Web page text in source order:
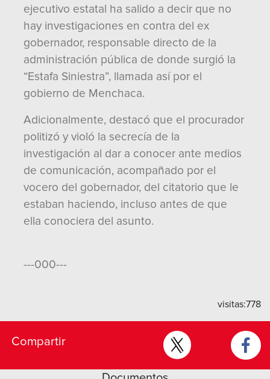
ejecutivo estatal ha salido a decir que no
hay investigaciones en contra del ex
gobernador, responsable directo de la
administración pública de donde surgió la
“Estafa Siniestra”, llamada así por el
gobierno de Menchaca.
Adicionalmente, destacó que el procurador
politizó y violó la secrecía de la
investigación al dar a conocer ante medios
de comunicación, acompañado por el
vocero del gobernador, del citatorio que le
estaban haciendo, incluso antes de que
ella conociera del asunto.
---000---
visitas:778
Compartir